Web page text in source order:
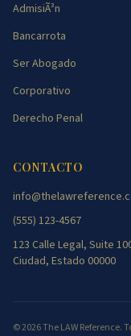
AdmisiÃ³n
Bancarrota
Ser Abogado
Corporativo
Derecho Penal
CONTACTO
(555) 123-4567
123 Calle Legal, Suite
Ciudad, Estado 00000
©2026The LAW Reference.